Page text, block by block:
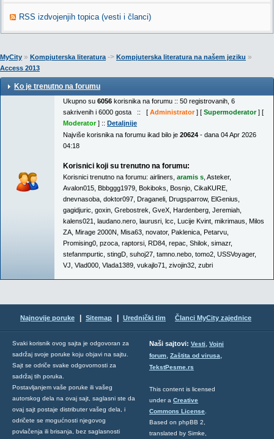
RSS izdvojenjih topica (vesti i članci)
MyCity » Kompjuterska literatura-> Kompjuterska literatura na našem jeziku »
Access 2013
Ko je trenutno na forumu
Ukupno su 6056 korisnika na forumu :: 50 registrovanih, 6
sakrivenih i 6000 gosta :: [ Administrator] [ Supermoderator] [
Moderator] :: Detaljnije
Najviše korisnika na forumu ikad bilo je 20624 - dana 04 Apr 2026
04:18
Korisnici koji su trenutno na forumu:
Korisnici trenutno na forumu: airliners aramis s Asteker,
Avalon015 Bbbggg1979 Bokiboks Bosnjo CikaKURE
dnevnasoba doktor097 Draganeli Drugsparrow, ElGenius
gagidjuric goxin Grebostrek GveX Hardenberg Jeremiah
kalens021
laudano.nero laurusri lcc Lucije Kvint mikrimaus Milos
ZA Mirage 2000N Misa63 novator, Paklenica Petarvu
Promising0 pzoca raptorsi RD84 repac Shilok simazr,
stefanmpurtic stingD suhoj27 tamno.nebo tomo2 USSVoyager,
VJ Vlad000 Vlada1389 vukajlo71 zivojin32 zubri
Najnovije poruke Sitemap Urednički tim Članci MyCity zajednice
Svaki korisnik ovog sajta je odgovoran za
sadržaj svoje poruke koju objavi na sajtu.
Sajt se odriče svake odgovornosti za
sadržaj tih poruka.
Postavljanjem vaše poruke ili vašeg
autorskog dela na ovaj sajt, saglasni ste da
ovaj sajt postaje distributer vašeg dela, i
odričete se mogućnosti njegovog
povlačenja ili brisanja, bez saglasnosti
Naši sajtovi: Vesti, Vojni
forum, Zaštita od virusa,
TekstPesme.rs
This content is licensed
under a Creative
Commons License
Based on phpBB 2,
translated by Simke,